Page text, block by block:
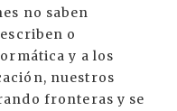
no saben
o
y a los
nuestros
fronteras y se